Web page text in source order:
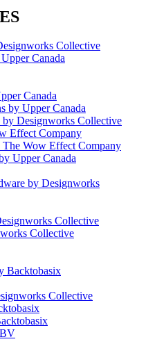
Collective
Upper Canada
Canada
by Upper Canada
by Designworks Collective
Effect Company
The Wow Effect Company
Upper Canada
by Designworks
Collective
Collective
Backtobasix
Collective